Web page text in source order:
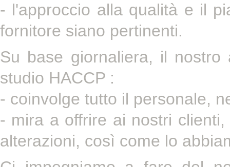
- l'approccio alla qualità e il
fornitore siano pertinenti.
Su base giornaliera, il
studio HACCP :
- coinvolge tutto il personale,
- mira a offrire ai nostri
alterazioni, così come lo